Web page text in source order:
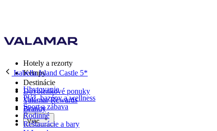
Hotely a rezorty
Kempy
Destinácie
Dovolenkové ponuky
Valamar Rewards
Brandy
Viac
Isabella Island Castle 5*
Ubytovanie
Pláž, bazény a wellness
Šport a zábava
Rodinné
Reštaurácie a bary